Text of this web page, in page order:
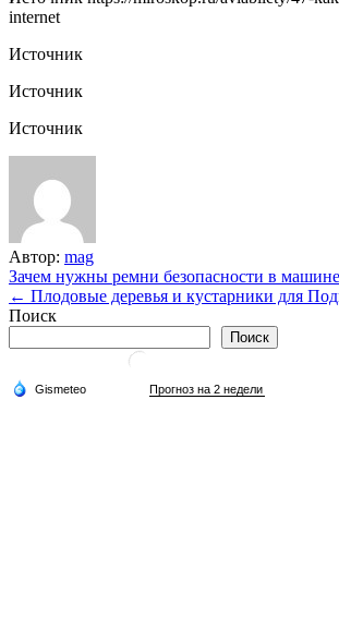
internet
Источник
Источник
Источник
Автор: mag
Навигация
по
Зачем нужны ремни безопасности в
← Плодовые деревья и кустарники для
Поиск
Поиск